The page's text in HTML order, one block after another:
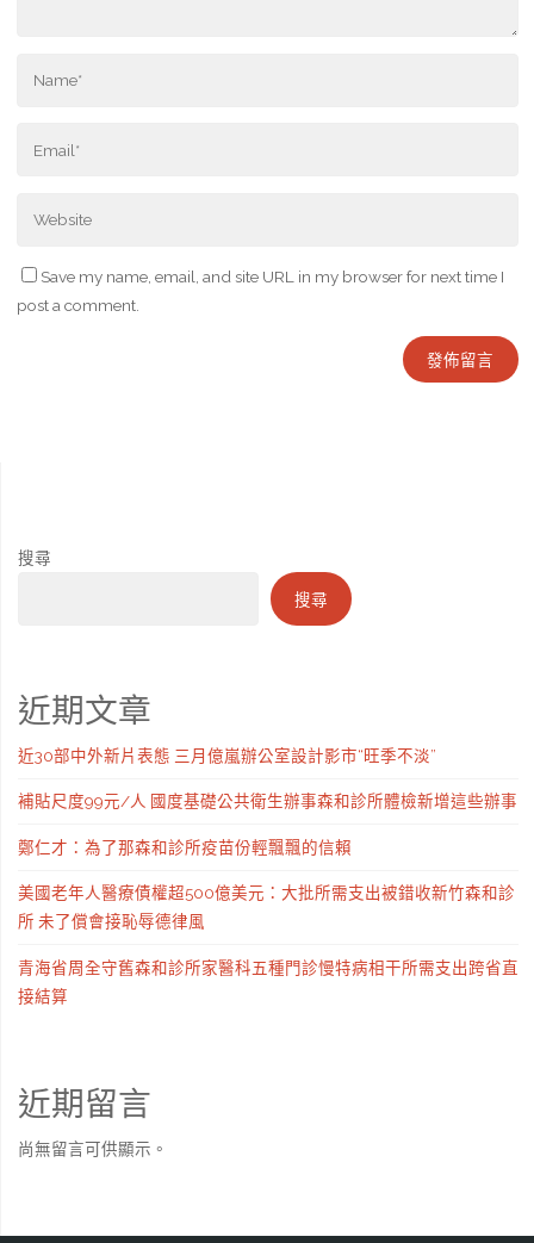
Save my name, email, and site URL in my browser for next time I
post a comment.
搜尋
搜尋
近期文章
近30部中外新片表態 三月億嵐辦公室設計影市“旺季不淡”
補貼尺度99元/人 國度基礎公共衛生辦事森和診所體檢新增這些辦事
鄭仁才：為了那森和診所疫苗份輕飄飄的信賴
美國老年人醫療債權超500億美元：大批所需支出被錯收新竹森和診
所 未了償會接恥辱德律風
青海省周全守舊森和診所家醫科五種門診慢特病相干所需支出跨省直
接結算
近期留言
尚無留言可供顯示。